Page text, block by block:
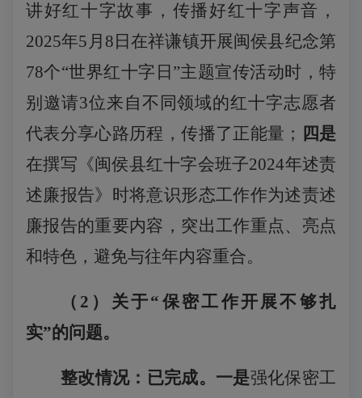
讲好红十字故事，传播好红十字声音，
2025年5月8日在祥谦镇开展闽侯县纪念第
78个“世界红十字日”主题宣传活动时，特
别邀请3位来自不同领域的红十字志愿者
代表分享心路历程，传播了正能量；
四是
在撰写 《闽侯县红十字会班子2024年述责
述廉报告》时将意识形态工作作为述责述
廉报告的重要内容，突出工作重点、亮点
和特色，避免与往年内容重合。
（ 2 ）关于“保密工作开展不够扎
实”的问题。
整改情况：已完成。一是强化保密工